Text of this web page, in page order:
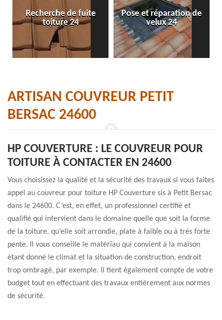
Recherche de fuite
toiture 24
Pose et réparation de
velux 24
ARTISAN COUVREUR PETIT
BERSAC 24600
HP COUVERTURE : LE COUVREUR POUR
TOITURE À CONTACTER EN 24600
Vous choisissez la qualité et la sécurité des travaux si vous faites
appel au couvreur pour toiture HP Couverture sis à Petit Bersac
dans le 24600. C’est, en effet, un professionnel certifié et
qualifié qui intervient dans le domaine quelle que soit la forme
de la toiture, qu’elle soit arrondie, plate à faible ou à très forte
pente. Il vous conseille le matériau qui convient à la maison
étant donné le climat et la situation de construction, endroit
trop ombragé, par exemple. Il tient également compte de votre
budget tout en effectuant des travaux entièrement aux normes
de sécurité.